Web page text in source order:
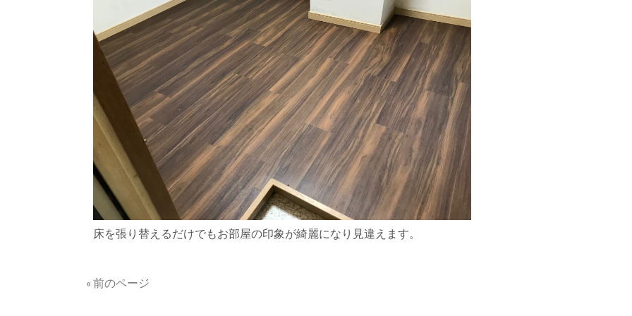
床を張り替えるだけでもお部屋の印象が綺麗になり見違えます。
« 前のページ